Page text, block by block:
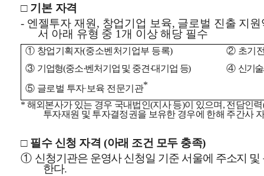
□ 기본 자격
- 엔젤투자 재원, 창업기업 보육, 글로벌 진출 지
서 아래 유형 중 1 개 이상 해당 필수
① 창업기획자(중소벤처기업부 등록) ② 초기
③ 기업형(중소·벤처기업 및 중견·대기업 등) ④ 신기
⑤ 글로벌 투자‧보육 전문기관*
* 해외본사가 있는 경우 국내법인(지사 등)이 있으며, 전담인력
투자재원 및 투자결정권을 보유한 경우에 한해 주간사
□ 필수 신청 자격 (아래 조건 모두 충족)
① 신청기관은 운영사 신청일 기준 서울에 주소지
한다.